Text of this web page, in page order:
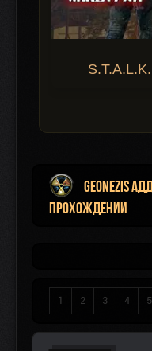
Geonezis
прохождении
1 2 3 4 5